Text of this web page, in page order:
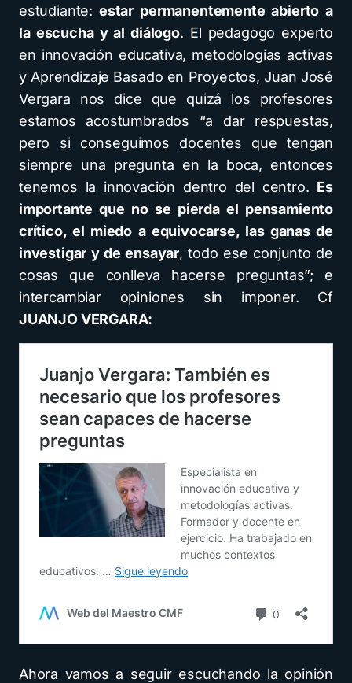
estudiante: estar permanentemente abierto a
la escucha y al diálogo. El pedagogo experto
en innovación educativa, metodologías activas
y Aprendizaje Basado en Proyectos, Juan José
Vergara nos dice que quizá los profesores
estamos acostumbrados “a dar respuestas,
pero si conseguimos docentes que tengan
siempre una pregunta en la boca, entonces
tenemos la innovación dentro del centro. Es
importante que no se pierda el pensamiento
crítico, el miedo a equivocarse, las ganas de
investigar y de ensayar, todo ese conjunto de
cosas que conlleva hacerse preguntas”; e
intercambiar opiniones sin imponer. Cf
JUANJO VERGARA:
Ahora vamos a seguir escuchando la opinión